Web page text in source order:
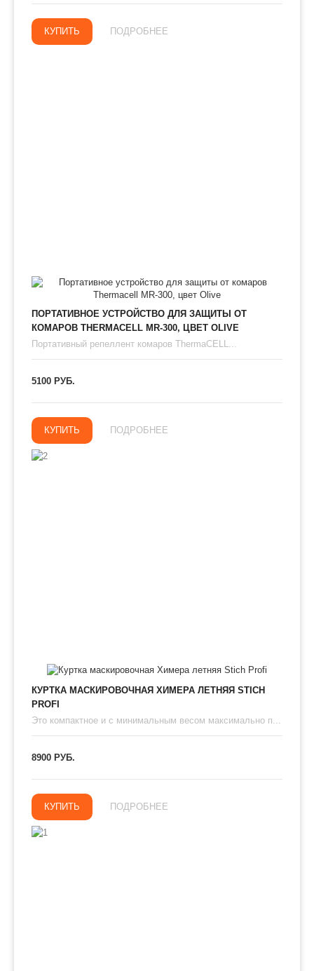
КУПИТЬ ПОДРОБНЕЕ
ПОРТАТИВНОЕ УСТРОЙСТВО ДЛЯ ЗАЩИТЫ ОТ
КОМАРОВ THERMAСЕLL MR-300, ЦВЕТ OLIVE
Портативный репеллент комаров ThermaCELL...
5100 РУБ.
КУПИТЬ ПОДРОБНЕЕ
КУРТКА МАСКИРОВОЧНАЯ ХИМЕРА ЛЕТНЯЯ STICH
PROFI
Это компактное и с минимальным весом максимально п...
8900 РУБ.
КУПИТЬ ПОДРОБНЕЕ